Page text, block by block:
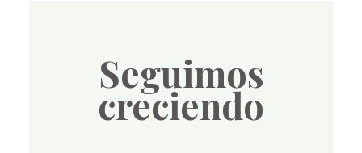
Seguimos
creciendo